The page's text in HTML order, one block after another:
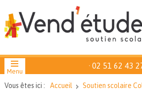
02 51 62 43
Vous êtes ici : Accueil Soutien scolaire
Menu